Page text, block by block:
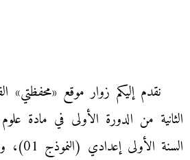
نقدم إليكم زوار موقع «محفظتي»
الثانية من الدورة الأولى في مادة
السنة